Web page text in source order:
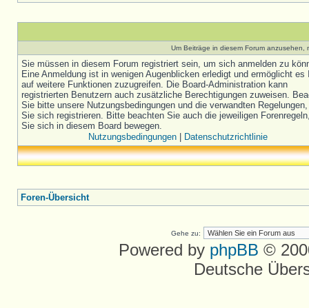
Um Beiträge in diesem Forum
Sie müssen in diesem Forum registriert sein, um sich anmelden zu
Eine Anmeldung ist in wenigen Augenblicken erledigt und ermöglicht es
auf weitere Funktionen zuzugreifen. Die Board-Administration kann
registrierten Benutzern auch zusätzliche Berechtigungen zuweisen.
Sie bitte unsere Nutzungsbedingungen und die verwandten
Sie sich registrieren. Bitte beachten Sie auch die jeweiligen
Sie sich in diesem Board bewegen.
Nutzungsbedingungen| Datenschutzrichtlinie
Foren-Übersicht
Gehe zu:
Powered by phpBB ©
Deutsche